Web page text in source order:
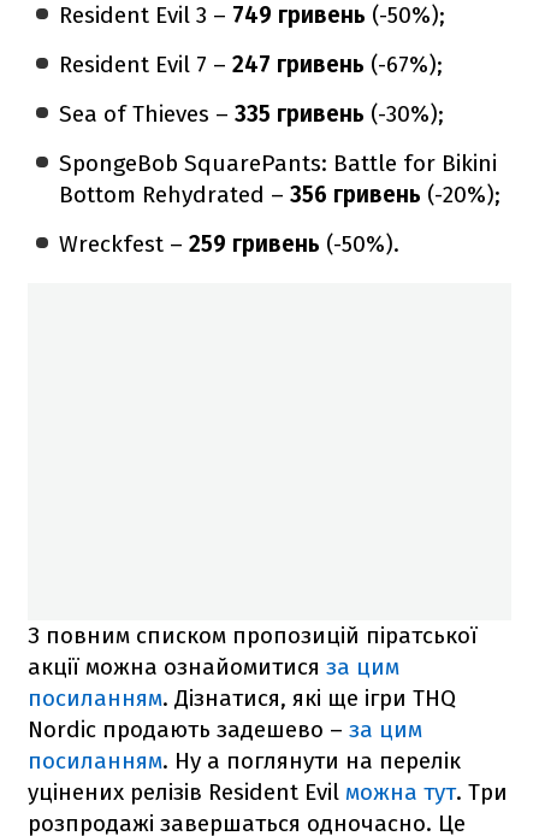
Resident Evil 3 – 749 гривень (-50%);
Resident Evil 7 –247 гривень (-67%);
Sea of ​​Thieves –335 гривень (-30%);
SpongeBob SquarePants: Battle for Bikini
Bottom Rehydrated –356 гривень (-20%);
Wreckfest –259 гривень (-50%).
З повним списком пропозицій піратської
акції можна ознайомитися за цим
посиланням. Дізнатися, які ще ігри THQ
Nordic продають задешево – за цим
посиланням. Ну а поглянути на перелік
уцінених релізів Resident Evil можна тут. Три
розпродажі завершаться одночасно. Це